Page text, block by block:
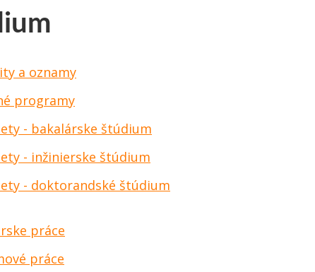
a oznamy
programy
- bakalárske štúdium
- inžinierske štúdium
- doktorandské štúdium
práce
práce